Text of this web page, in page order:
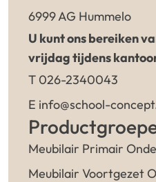
6999 AG Hummelo
U kunt ons bereiken
vrijdag tijdens
T 026-2340043
E info@school-
Meubilair Primair
Meubilair Voortgezet